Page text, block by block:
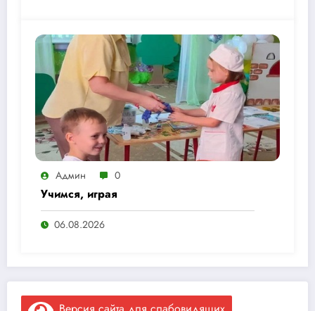
Админ 0
Учимся, играя
06.08.2026